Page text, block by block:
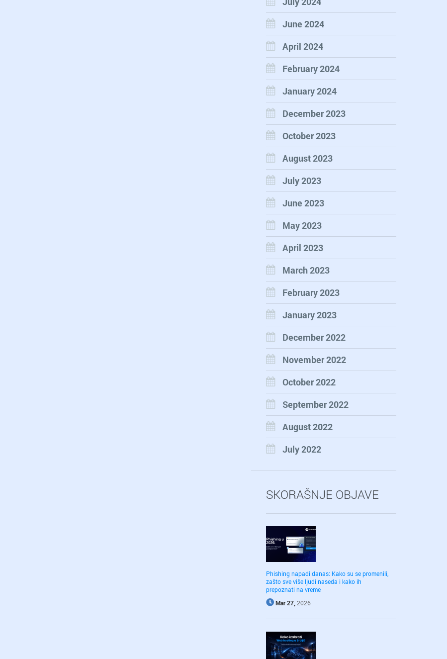
June 2024
April 2024
February 2024
January 2024
December 2023
October 2023
August 2023
July 2023
June 2023
May 2023
April 2023
March 2023
February 2023
January 2023
December 2022
November 2022
October 2022
September 2022
August 2022
July 2022
SKORAŠNJE OBJAVE
Phishing napadi danas: Kako su se promenili,
zašto sve više ljudi naseda i kako ih
prepoznati na vreme
Mar 27, 2026